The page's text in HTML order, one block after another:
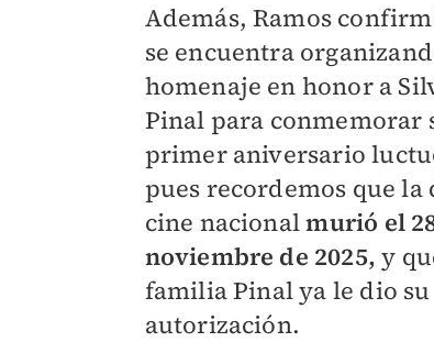
Además, Ramos
se encuentra
homenaje en honor a
Pinal para conmemorar
primer aniversario
pues recordemos que la
cine nacionalmurió el
noviembre de 2025, y
familia Pinal ya le dio su
autorización.